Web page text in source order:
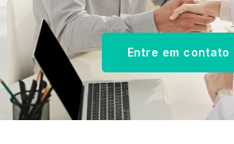
Entre em contato